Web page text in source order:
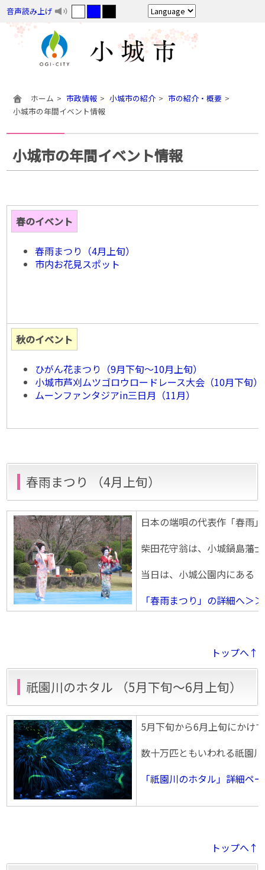
音声読み上げ
ホーム 市政情報 小城市の紹介
市の紹介・概要
小城市の年間イベント情報
小城市の年間イベント情報
春のイベント
春雨まつり（4月上旬）
市内お花見スポット
秋のイベント
ひがん花まつり（9月下旬〜10月上旬）
小城市芦刈ムツゴロウロードレース大会（10月下旬）
ムーンファンタジアin三日月（11月）
春雨まつり （4月上旬）
日本の端唄の代表作「春雨
柴田花守翁は、小城鍋島藩
当日は、小城公園内にある
「春雨まつり」の詳細へ＞
トップへ↑
祇園川のホタル （5月下旬〜6月上旬）
5月下旬から6月上旬にかけ
数十万匹ともいわれる祇園
「祇園川のホタル」詳細ペ
トップへ↑